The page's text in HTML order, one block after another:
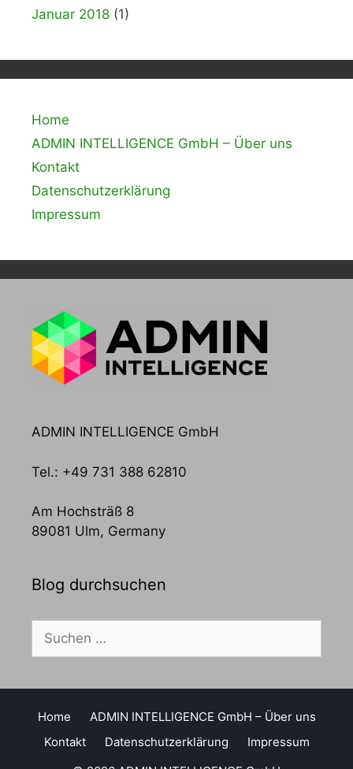
Januar 2018 (1)
Home
ADMIN INTELLIGENCE GmbH – Über uns
Kontakt
Datenschutzerklärung
Impressum
ADMIN INTELLIGENCE GmbH
Tel.: +49 731 388 62810
Am Hochsträß 8
89081 Ulm, Germany
Blog durchsuchen
Suchen
nach:
Home
ADMIN INTELLIGENCE GmbH – Über uns
Kontakt
Datenschutzerklärung
Impressum